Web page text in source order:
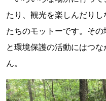
たり、観光を楽しんだり
たちのモットーです。そ
と環境保護の活動にはつ
ん。